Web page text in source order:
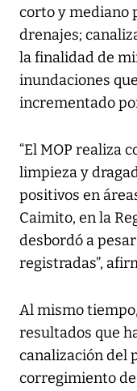
corto y mediano
drenajes;
la finalidad de
inundaciones
incrementado
“El MOP realiza
limpieza y
positivos en
Caimito, en la
desbordó a
registradas”,
Al mismo
resultados que
canalización del
corregimiento de